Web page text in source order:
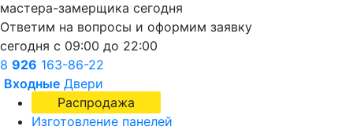
мастера-замерщика сегодня
Ответим на вопросы и оформим заявку
сегодня с 09:00 до 22:00
8 926 163-86-22
Входные Двери
Распродажа
Изготовление панелей